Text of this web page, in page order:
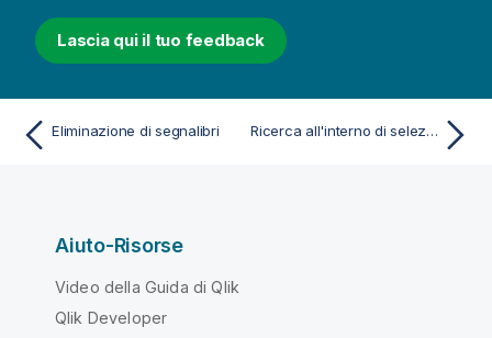
Lascia qui il tuo feedback
Eliminazione di segnalibri Ricerca all'interno di selezioni o visualizzazioni
Aiuto-Risorse
Video della Guida di Qlik
Qlik Developer